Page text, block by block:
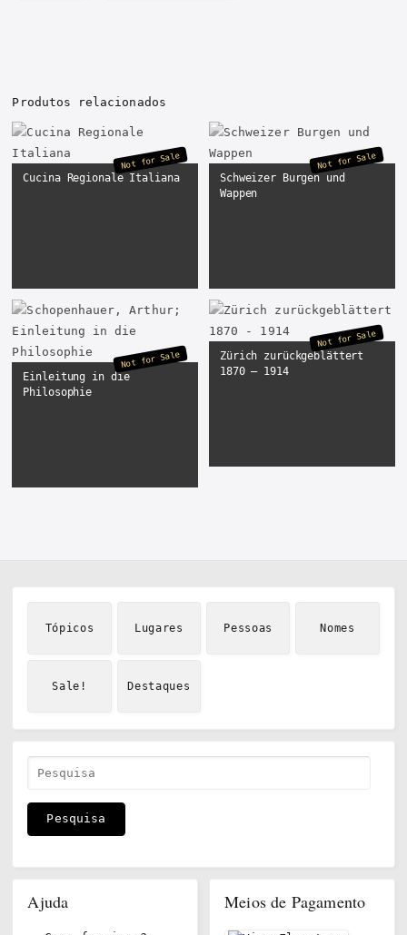
Produtos relacionados
Cucina Regionale Italiana
Not for Sale
Schweizer Burgen und
Wappen
Not for Sale
Einleitung in die
Philosophie
Not for Sale
Zürich zurückgeblättert
1870 – 1914
Not for Sale
Tópicos Lugares Pessoas Nomes
Sale! Destaques
Ajuda Meios de Pagamento